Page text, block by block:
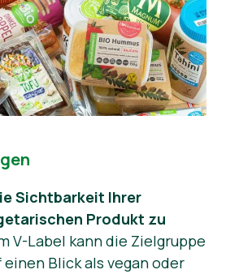
Sichtbarkeit Ihrer
Produkt zu
V-Label kann die Zielgruppe
Blick als vegan oder